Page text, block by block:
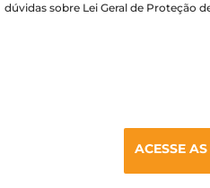
dúvidas sobre Lei Geral de Proteção
ACESSE